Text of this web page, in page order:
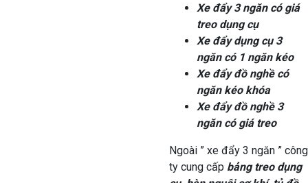
Xe đẩy 3 ngăn có giá
treo dụng cụ
Xe đẩy dụng cụ 3
ngăn có 1 ngăn kéo
Xe đẩy đồ nghề có
ngăn kéo khóa
Xe đẩy đồ nghề 3
ngăn có giá treo
Ngoài ” xe đẩy 3 ngăn ” công
ty cung cấp bảng treo dụng